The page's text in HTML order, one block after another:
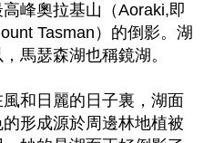
峰奧拉基山（Aoraki,即
Tasman）的倒影。湖
馬瑟森湖也稱鏡湖。
和日麗的日子裏，湖面
形成源於周邊林地植被